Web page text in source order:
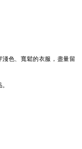
色、寬鬆的衣服，盡量留